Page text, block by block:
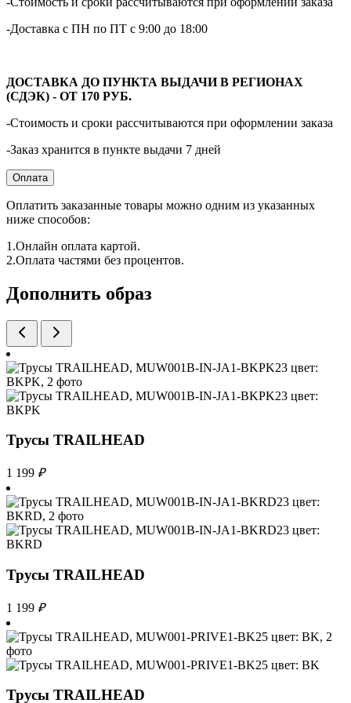
-Доставка с ПН по ПТ с 9:00 до 18:00
ДОСТАВКА ДО ПУНКТА ВЫДАЧИ В РЕГИОНАХ
(СДЭК) - ОТ 170 РУБ.
-Стоимость и сроки рассчитываются при оформлении заказа
-Заказ хранится в пункте выдачи 7 дней
Оплата
Оплатить заказанные товары можно одним из указанных
ниже способов:
1.Онлайн оплата картой.
2.Оплата частями без процентов.
Дополнить образ
Трусы TRAILHEAD
1 199 ₽
Трусы TRAILHEAD
1 199 ₽
Трусы TRAILHEAD